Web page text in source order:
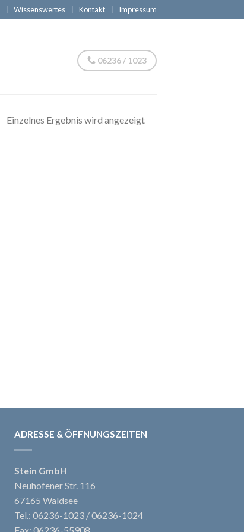
Wissenswertes Kontakt Impressum
06236 / 1023
Einzelnes Ergebnis wird angezeigt
ADRESSE & ÖFFNUNGSZEITEN
Stein GmbH
Neuhofener Str. 116
67165 Waldsee
Tel.: 06236-1023 / 06236-1024